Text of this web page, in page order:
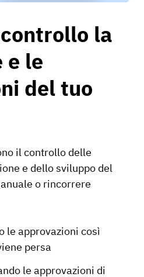
la
e le
del tuo
il controllo delle
e dello sviluppo del
o rincorrere
le approvazioni così
persa
le approvazioni di